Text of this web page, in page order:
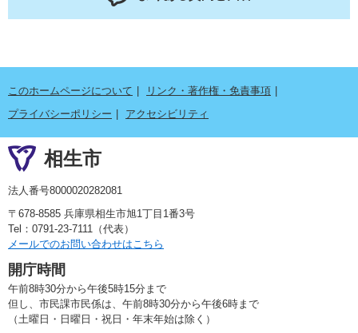
このホームページについて
リンク・著作権・免責事項
プライバシーポリシー
アクセシビリティ
相生市
法人番号8000020282081
〒678-8585 兵庫県相生市旭1丁目1番3号
Tel：0791-23-7111（代表）
メールでのお問い合わせはこちら
開庁時間
午前8時30分から午後5時15分まで
但し、市民課市民係は、午前8時30分から午後6時まで
（土曜日・日曜日・祝日・年末年始は除く）